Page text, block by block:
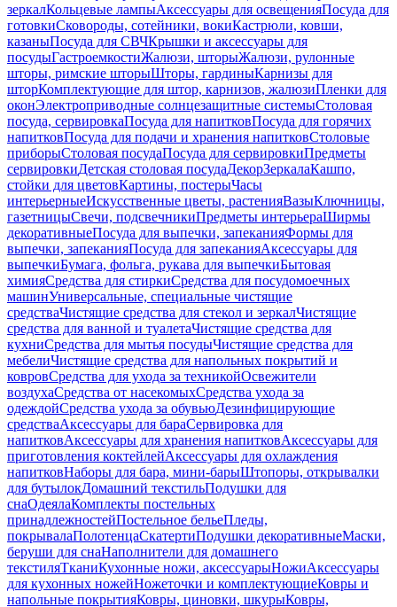
зеркалКольцевые лампыАксессуары для освещенияПосуда для
готовкиСковороды, сотейники, вокиКастрюли, ковши,
казаныПосуда для СВЧКрышки и аксессуары для
посудыГастроемкостиЖалюзи, шторыЖалюзи, рулонные
шторы, римские шторыШторы, гардиныКарнизы для
шторКомплектующие для штор, карнизов, жалюзиПленки для
оконЭлектроприводные солнцезащитные системыСтоловая
посуда, сервировкаПосуда для напитковПосуда для горячих
напитковПосуда для подачи и хранения напитковСтоловые
приборыСтоловая посудаПосуда для сервировкиПредметы
сервировкиДетская столовая посудаДекорЗеркалаКашпо,
стойки для цветовКартины, постерыЧасы
интерьерныеИскусственные цветы, растенияВазыКлючницы,
газетницыСвечи, подсвечникиПредметы интерьераШирмы
декоративныеПосуда для выпечки, запеканияФормы для
выпечки, запеканияПосуда для запеканияАксессуары для
выпечкиБумага, фольга, рукава для выпечкиБытовая
химияСредства для стиркиСредства для посудомоечных
машинУниверсальные, специальные чистящие
средстваЧистящие средства для стекол и зеркалЧистящие
средства для ванной и туалетаЧистящие средства для
кухниСредства для мытья посудыЧистящие средства для
мебелиЧистящие средства для напольных покрытий и
ковровСредства для ухода за техникойОсвежители
воздухаСредства от насекомыхСредства ухода за
одеждойСредства ухода за обувьюДезинфицирующие
средстваАксессуары для бараСервировка для
напитковАксессуары для хранения напитковАксессуары для
приготовления коктейлейАксессуары для охлаждения
напитковНаборы для бара, мини-барыШтопоры, открывалки
для бутылокДомашний текстильПодушки для
снаОдеялаКомплекты постельных
принадлежностейПостельное бельеПледы,
покрывалаПолотенцаСкатертиПодушки декоративныеМаски,
беруши для снаНаполнители для домашнего
текстиляТканиКухонные ножи, аксессуарыНожиАксессуары
для кухонных ножейНожеточки и комплектующиеКовры и
напольные покрытияКовры, циновки, шкурыКовры,